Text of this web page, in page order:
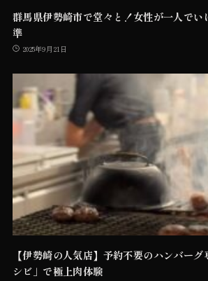
群馬県伊勢崎市で堂々と！女性が一人でい
準
2025年9月21日
【伊勢崎の人気店】予約不要のハンバー
シビ」で極上肉体験